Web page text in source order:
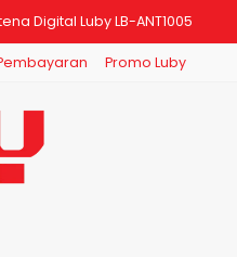
Digital Luby LB-ANT1005
Lampu Bohlam LED Bulb 50 Watt
Headlamp Senter Kepala Art
Senter Kepala Headlamp
Promo Luby